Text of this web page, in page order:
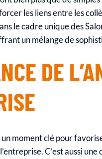
les liens entre les
le cadre unique des
un mélange de
DE
moment clé pour
C’est aussi